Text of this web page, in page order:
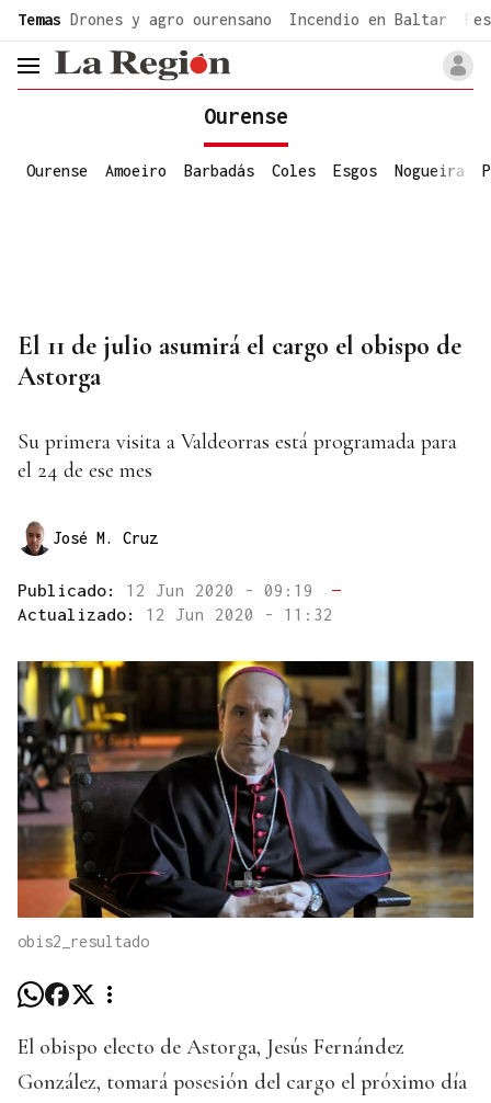
Temas Drones y agro ourensano Incendio en Baltar
header.menu.open
Ourense
Ourense Amoeiro Barbadás Coles Esgos Nogueira
El 11 de julio asumirá el cargo el obispo de
Astorga
Su primera visita a Valdeorras está programada para
el 24 de ese mes
José M. Cruz
Publicado: 12 Jun 2020 - 09:19
—
Actualizado: 12 Jun 2020 - 11:32
obis2_resultado
El obispo electo de Astorga, Jesús Fernández
González, tomará posesión del cargo el próximo día